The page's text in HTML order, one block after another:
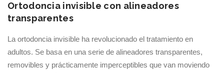
Ortodoncia invisible con alineadores
transparentes
La ortodoncia invisible ha revolucionado el tratamiento en
adultos. Se basa en una serie de alineadores transparentes,
removibles y prácticamente imperceptibles que van moviendo